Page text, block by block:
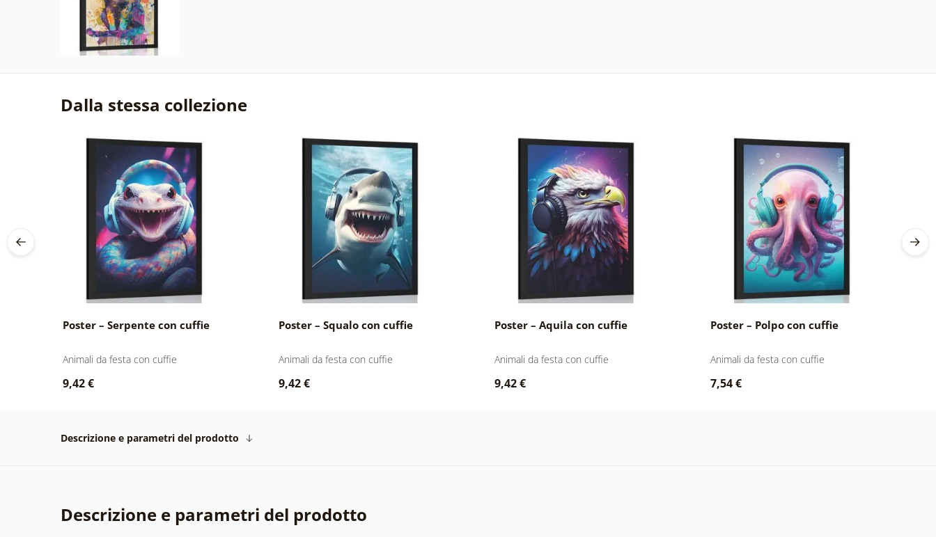
Dalla stessa collezione
Poster – Serpente con cuffie
Animali da festa con cuffie
9,42 €
Poster – Squalo con cuffie
Animali da festa con cuffie
9,42 €
Poster – Aquila con cuffie
Animali da festa con cuffie
9,42 €
Poster – Polpo con cuffie
Animali da festa con cuffie
7,54 €
Descrizione e parametri del prodotto
Descrizione e parametri del prodotto